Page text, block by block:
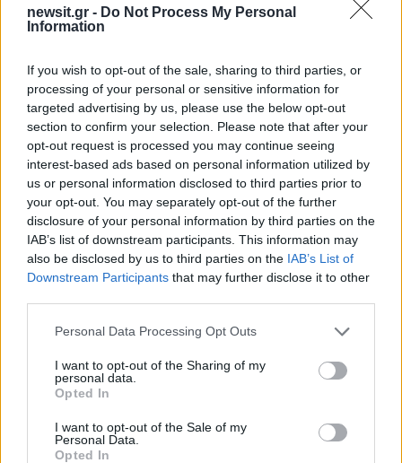
newsit.gr - Do Not Process My Personal
Information
If you wish to opt-out of the sale, sharing to third parties, or
processing of your personal or sensitive information for
targeted advertising by us, please use the below opt-out
section to confirm your selection. Please note that after your
opt-out request is processed you may continue seeing
interest-based ads based on personal information utilized by
us or personal information disclosed to third parties prior to
your opt-out. You may separately opt-out of the further
disclosure of your personal information by third parties on the
IAB’s list of downstream participants. This information may
also be disclosed by us to third parties on the IAB’s List of
Downstream Participants that may further disclose it to other
Please note that this website/app uses one or more Google
not limited to your visit or usage behaviour. You may click to
grant or deny consent to Google and its third-party tags to
use your data for below specified purposes in below Google
consent section.
Personal Data Processing Opt Outs
I want to opt-out of the Sharing of my
personal data.
Opted In
I want to opt-out of the Sale of my
Personal Data.
Opted In
Σχόλια
Σχολίασε εδώ
Ο Βασίλης Μπισμπίκης θα
πληρώσει πρόστιμο 1.200
ευρώ και θα του
αφαιρέσουν το δίπλωμα
για 1 μήνα – Βίντεο λίγα
λεπτά μετά το τροχαίο
Ο Κίμωνας Κουρής
πρώτη φορά για τον
του: «Είναι πολύ
πρωτόγνωρο
αυτό που νιώθω»